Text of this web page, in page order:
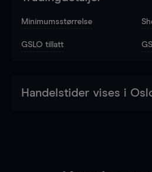
Minimumsstørrelse
GSLO tillatt
Handelstider vises i